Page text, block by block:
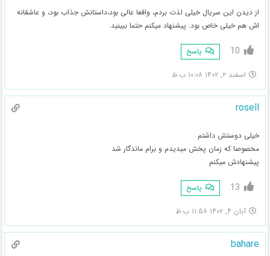
از دیدن این سریال خیلی لذت بردم، واقعا عالی بود،داستانش جذاب بود، و عاشقانه
اش هم خیلی خاص بود. پیشنهاد میکنم حتما ببینید.
10 پاسخ
اسفند ۲, ۱۴۰۲ ۱۰:۰۸ ب.ظ
rosell
خیلی دوستش داشتم
مخصوصا که زمان پخش میدیدم و برام ماندگار شد
پیشنهادش میکنم
13 پاسخ
آبان ۴, ۱۴۰۲ ۱۱:۵۸ ب.ظ
bahare